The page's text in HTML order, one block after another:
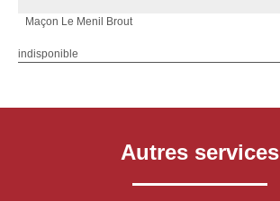
Maçon Le Menil Brout
indisponible
Autres services